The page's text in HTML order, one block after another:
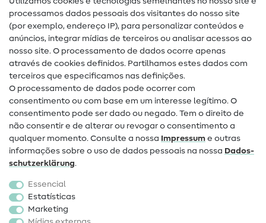
Guias de costura
Ajuda e contacto
Contacto
Mudança de proprietário
Perguntas frequentes (FAQ)
Direito de cancelamento
Popular
Tecidos
Acessórios de costura
processamos dados pessoais dos visitantes do nosso site
(por exemplo, endereço IP), para personalizar conteúdos e
anúncios, integrar mídias de terceiros ou analisar acessos ao
nosso site. O processamento de dados ocorre apenas
através de cookies definidos. Partilhamos estes dados com
terceiros que especificamos nas definições.
O processamento de dados pode ocorrer com
consentimento ou com base em um interesse legítimo. O
consentimento pode ser dado ou negado. Tem o direito de
não consentir e de alterar ou revogar o consentimento a
qualquer momento. Consulte a nossa Impressum e outras
informações sobre o uso de dados pessoais na nossa Dados­
schutz­erklärung.
Essencial
Estatísticas
Marketing